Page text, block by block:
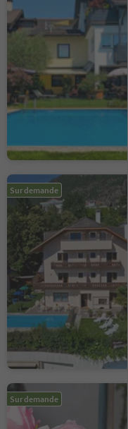
Sur demande
Sur demande